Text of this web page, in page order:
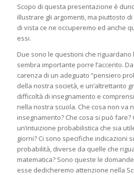
Scopo di questa presentazione è
illustrare gli argomenti, ma piuttosto
di vista ce ne occuperemo ed anche
essi.
Due sono le questioni che riguardano
sembra importante porre l’accento.
carenza di un adeguato “pensiero
della nostra società, e un’altrettanto
difficoltà di insegnamento e
nella nostra scuola. Che cosa non va
insegnamento? Che cosa si può fare?
un’intuizione probabilistica che sia
giorni? Ci sono specifiche indicazioni
probabilità, diverse da quelle che
matematica? Sono queste le
esse dedicheremo attenzione nella